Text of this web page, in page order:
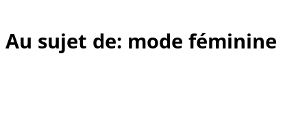
Au sujet de: mode féminine